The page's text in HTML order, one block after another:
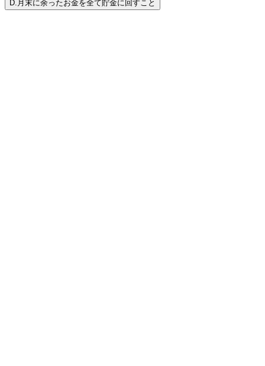
D 月末に余ったお金を全て貯金に回すこと